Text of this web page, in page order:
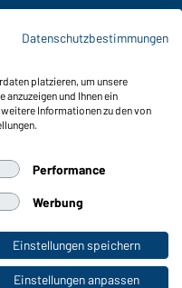
Kollektionen
Datenschutzbestimmungen
platzieren, um unsere
und Ihnen ein
Informationen zu den von
Performance
Werbung
Einstellungen speichern
Einstellungen anpassen